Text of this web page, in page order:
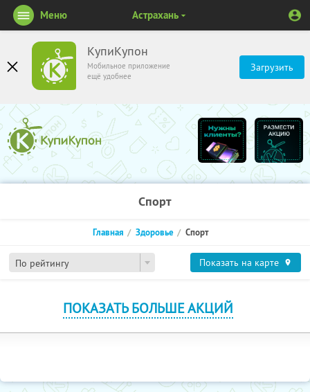
КупиКупон
Мобильное приложение
ещё удобнее
Загрузить
Меню Астрахань
Спорт
По рейтингу
Главная Здоровье Спорт
Показать на карте
ПОКАЗАТЬ БОЛЬШЕ АКЦИЙ